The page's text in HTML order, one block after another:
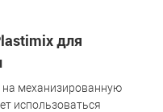
для
на механизированную
использоваться